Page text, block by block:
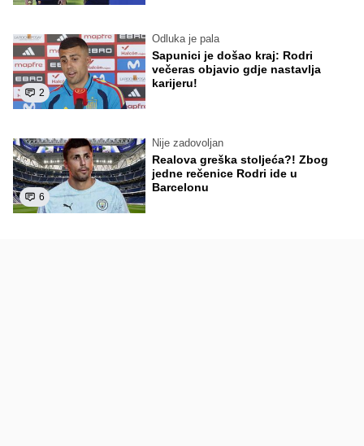
2
Odluka je pala
Sapunici je došao kraj: Rodri
večeras objavio gdje nastavlja
karijeru!
6
Nije zadovoljan
Realova greška stoljeća?! Zbog
jedne rečenice Rodri ide u
Barcelonu